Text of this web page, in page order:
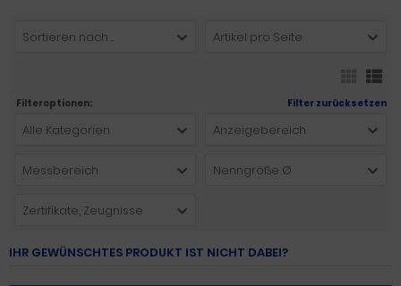
Sortieren nach ... Artikel pro Seite
Filteroptionen: Filter zurücksetzen
Alle Kategorien Anzeigebereich
Messbereich Nenngröße Ø
Zertifikate, Zeugnisse
IHR GEWÜNSCHTES PRODUKT IST NICHT DABEI?